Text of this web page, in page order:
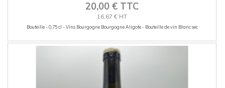
20,00 € TTC
16,67 € HT
Bouteille - 0.75 cl - Vins Bourgogne Bourgogne Aligote - Bouteille de vin Blanc sec